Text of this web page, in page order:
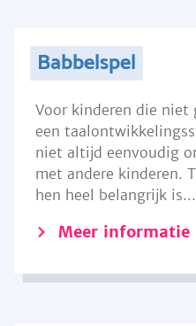
Babbelspel
Voor kinderen die niet
een
niet altijd eenvoudig
met andere kinderen.
hen heel belangrijk
Meer informatie